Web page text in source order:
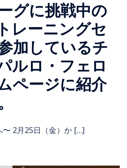
グに挑戦中の
レーニングセ
加しているチ
ルロ・フェロ
ページに紹介
〜 2月25日（金）か […]